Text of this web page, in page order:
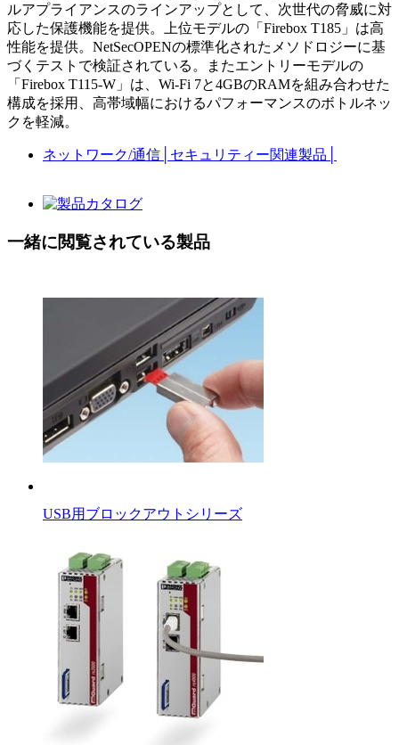
ルアプライアンスのラインアップとして、次世代の脅威に対
応した保護機能を提供。上位モデルの「Firebox T185」は高
性能を提供。NetSecOPENの標準化されたメソドロジーに基
づくテストで検証されている。またエントリーモデルの
「Firebox T115-W」は、Wi-Fi 7と4GBのRAMを組み合わせた
構成を採用、高帯域幅におけるパフォーマンスのボトルネッ
クを軽減。
ネットワーク/通信 セキュリティー関連製品
一緒に閲覧されている製品
USB用ブロックアウトシリーズ